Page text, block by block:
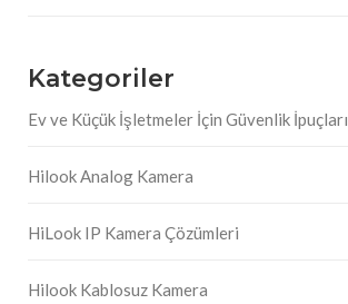
Kategoriler
Ev ve Küçük İşletmeler İçin Güvenlik İpuçları
Hilook Analog Kamera
HiLook IP Kamera Çözümleri
Hilook Kablosuz Kamera